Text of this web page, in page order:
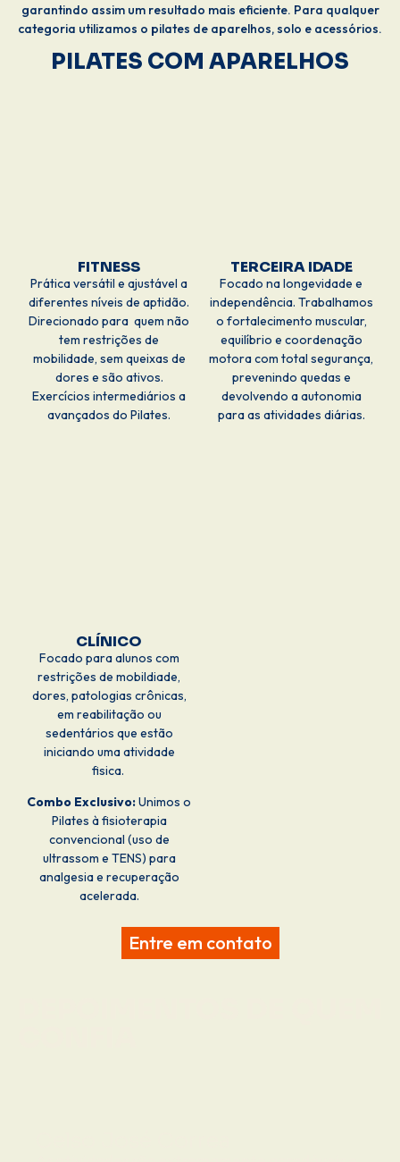
garantindo assim um resultado mais eficiente. Para qualquer
categoria utilizamos o pilates de aparelhos, solo e acessórios.
PILATES COM APARELHOS
FITNESS
Prática versátil e ajustável a
diferentes níveis de aptidão.
Direcionado para quem não
tem restrições de
mobilidade, sem queixas de
dores e são ativos.
Exercícios intermediários a
avançados do Pilates.
TERCEIRA IDADE
Focado na longevidade e
independência. Trabalhamos
o fortalecimento muscular,
equilíbrio e coordenação
motora com total segurança,
prevenindo quedas e
devolvendo a autonomia
para as atividades diárias.
CLÍNICO
Focado para alunos com
restrições de mobildiade,
dores, patologias crônicas,
em reabilitação ou
sedentários que estão
iniciando uma atividade
fisica.
Combo Exclusivo:Unimos o
Pilates à fisioterapia
convencional (uso de
ultrassom e TENS) para
analgesia e recuperação
acelerada.
Entre em contato